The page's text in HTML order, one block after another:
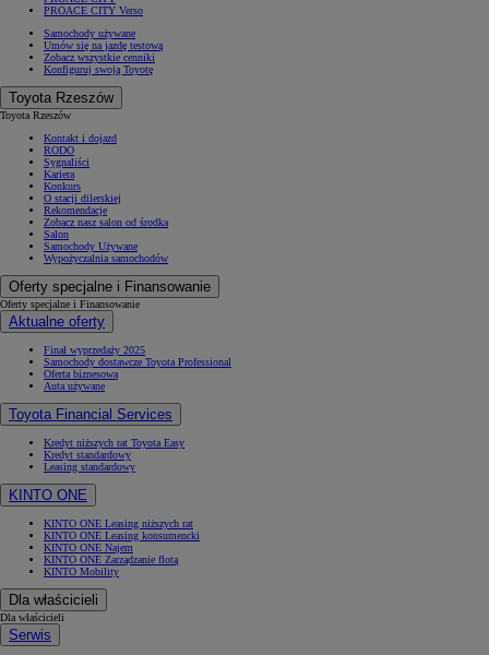
PROACE CITY Verso
Samochody używane
Umów się na jazdę testową
Zobacz wszystkie cenniki
Konfiguruj swoją Toyotę
Toyota Rzeszów
Toyota Rzeszów
Kontakt i dojazd
RODO
Sygnaliści
Kariera
Konkurs
O stacji dilerskiej
Rekomendacje
Zobacz nasz salon od środka
Salon
Samochody Używane
Wypożyczalnia samochodów
Oferty specjalne i Finansowanie
Oferty specjalne i Finansowanie
Aktualne oferty
Finał wyprzedaży 2025
Samochody dostawcze Toyota Professional
Oferta biznesowa
Auta używane
Toyota Financial Services
Kredyt niższych rat Toyota Easy
Kredyt standardowy
Leasing standardowy
KINTO ONE
KINTO ONE Leasing niższych rat
KINTO ONE Leasing konsumencki
KINTO ONE Najem
KINTO ONE Zarządzanie flotą
KINTO Mobility
Dla właścicieli
Dla właścicieli
Serwis